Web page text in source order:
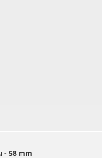
- 58 mm